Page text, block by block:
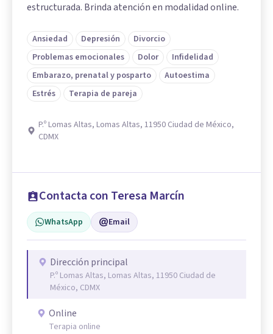
estructurada. Brinda atención en modalidad online.
Ansiedad Depresión
Divorcio
Problemas emocionales
Dolor
Infidelidad
Embarazo, prenatal y posparto
Autoestima
Estrés
Terapia de pareja
P.º Lomas Altas, Lomas Altas, 11950 Ciudad de México,
CDMX
Contacta con Teresa Marcín
WhatsApp Email
Dirección principal
P.º Lomas Altas, Lomas Altas, 11950 Ciudad de
México, CDMX
Online
Terapia online